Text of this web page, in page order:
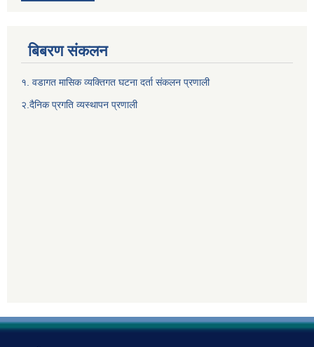
बिबरण संकलन
१. वडागत मासिक व्यक्तिगत घटना दर्ता संकलन प्रणाली
२.दैनिक प्रगति व्यस्थापन प्रणाली